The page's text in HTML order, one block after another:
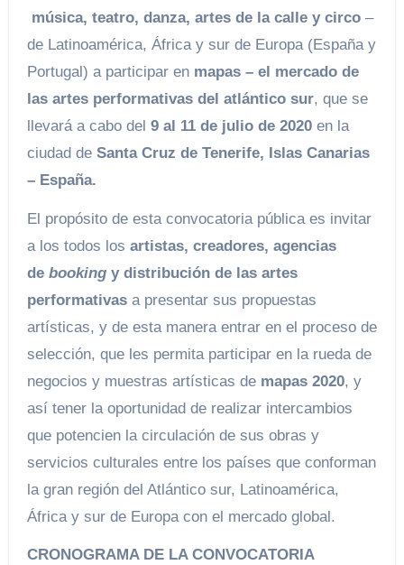
música, teatro, danza, artes de la calle y circo –
de Latinoamérica, África y sur de Europa (España y
Portugal) a participar en mapas – el mercado de
las artes performativas del atlántico sur, que se
llevará a cabo del 9 al 11 de julio de 2020en la
ciudad de Santa Cruz de Tenerife, Islas Canarias
– España.
El propósito de esta convocatoria pública es invitar
a los todos los artistas, creadores, agencias
de bookingy distribución de las artes
performativasa presentar sus propuestas
artísticas, y de esta manera entrar en el proceso de
selección, que les permita participar en la rueda de
negocios y muestras artísticas de mapas 2020, y
así tener la oportunidad de realizar intercambios
que potencien la circulación de sus obras y
servicios culturales entre los países que conforman
la gran región del Atlántico sur, Latinoamérica,
África y sur de Europa con el mercado global.
CRONOGRAMA DE LA CONVOCATORIA